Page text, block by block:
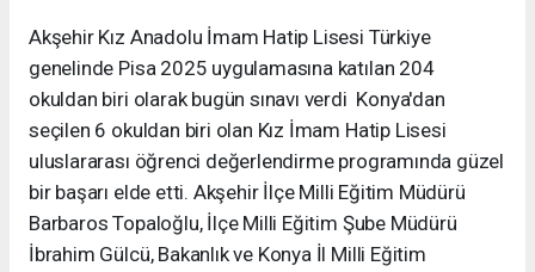
Akşehir Kız Anadolu İmam Hatip Lisesi Türkiye
genelinde Pisa 2025 uygulamasına katılan 204
okuldan biri olarak bugün sınavı verdi Konya'dan
seçilen 6 okuldan biri olan Kız İmam Hatip Lisesi
uluslararası öğrenci değerlendirme programında güzel
bir başarı elde etti. Akşehir İlçe Milli Eğitim Müdürü
Barbaros Topaloğlu, İlçe Milli Eğitim Şube Müdürü
İbrahim Gülcü, Bakanlık ve Konya İl Milli Eğitim